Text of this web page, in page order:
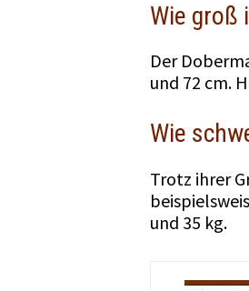
Wie groß
Der
und 72 cm.
Wie
Trotz ihrer
und 35 kg.